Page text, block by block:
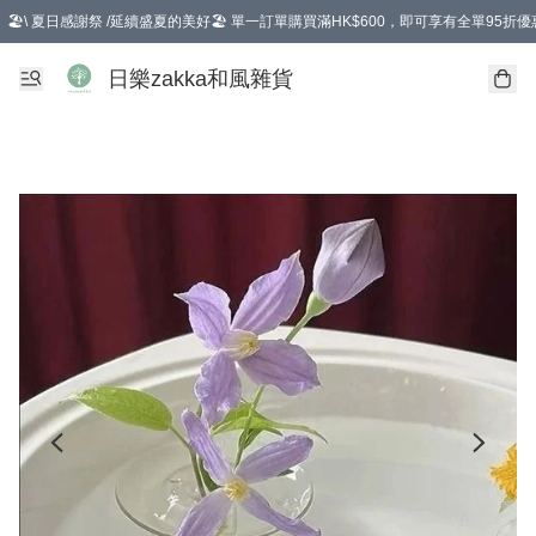
🏖️\ 夏日感謝祭 /延續盛夏的美好🏖️ 單一訂單購買滿HK$600，即可享有全單95折優
選擇GoGoX住宅/工商地址配送，單一訂單消費購物滿HK$680(折扣後），可享有
日樂zakka和風雜貨